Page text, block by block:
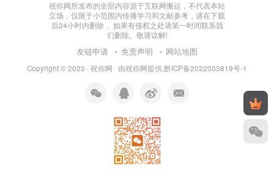
祝你网所发布的全部内容源于互联网搬运，不代表本站
立场，仅限于小范围内传播学习和文献参考，请在下载
后24小时内删除， 如果有侵权之处请第一时间联系我
们删除。敬请谅解!
友链申请 免责声明 网站地图
Copyright © 2023 · 祝你网 · 由祝你网提供.黔ICP备2022003819号-1